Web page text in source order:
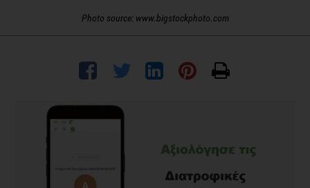
Photo source: www.bigstockphoto.com